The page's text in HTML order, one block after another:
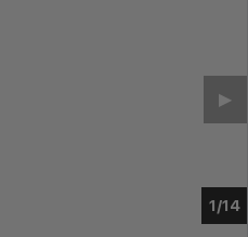
1/10
▶︎